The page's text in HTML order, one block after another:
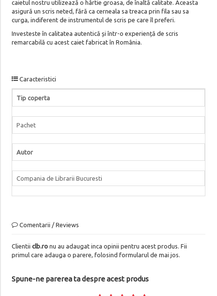
caietul nostru utilizează o hârtie groasa, de înaltă calitate. Aceasta
asigură un scris neted, fără ca cerneala sa treaca prin fila sau sa
curga, indiferent de instrumentul de scris pe care îl preferi.
Investeste în calitatea autentică și într-o experiență de scris
remarcabilă cu acest caiet fabricat în România.
Caracteristici
Tip coperta
Pachet
Autor
Compania de Librarii Bucuresti
Comentarii / Reviews
Clientii clb.ronu au adaugat inca opinii pentru acest produs. Fii
primul care adauga o parere, folosind formularul de mai jos.
Spune-ne parerea ta despre acest produs